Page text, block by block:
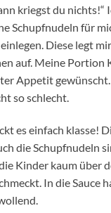
kriegst du
Schupfnudeln für
Diese legt
auf. Meine Portion
Appetit
so schlecht.
es einfach klasse!
die Schupfnudeln
Kinder kaum über
In die